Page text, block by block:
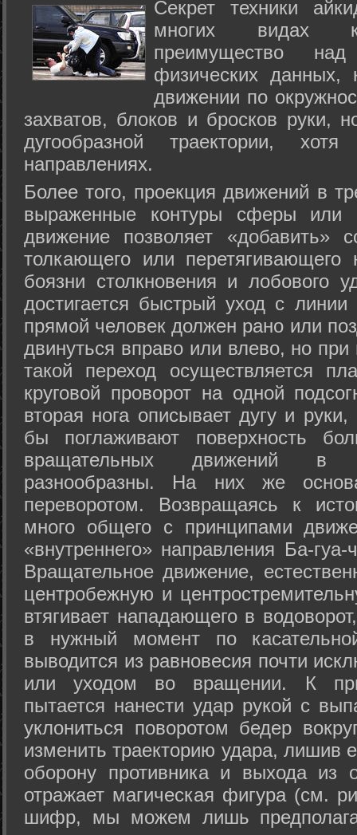
Секрет техники
многих видах
преимущество
физических данных,
движении по
захватов, блоков и бросков руки,
дугообразной траектории,
направлениях.
Более того, проекция движений в
выраженные контуры сферы или
движение позволяет «добавить»
толкающего или перетягивающего
боязни столкновения и лобового
достигается быстрый уход с
прямой человек должен рано или
двинуться вправо или влево, но
такой переход осуществляется
круговой проворот на одной
вторая нога описывает дугу и
бы поглаживают поверхность
вращательных движений в
разнообразны. На них же
переворотом. Возвращаясь к
много общего с принципами
«внутреннего» направления Ба-
Вращательное движение,
центробежную и
втягивает нападающего в
в нужный момент по
выводится из равновесия почти
или уходом во вращении. К
пытается нанести удар рукой с
уклониться поворотом бедер
изменить траекторию удара, лишив
оборону противника и выхода из
отражает магическая фигура (см.
шифр, мы можем лишь